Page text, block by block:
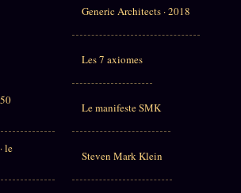
le
Generic Architects · 2018
Les 7 axiomes
Le manifeste SMK
Steven Mark Klein